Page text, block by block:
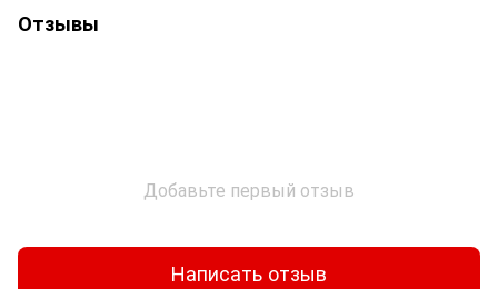
Отзывы
Добавьте первый отзыв
Написать отзыв